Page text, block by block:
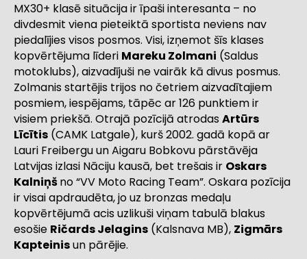
MX30+ klasē situācija ir īpaši interesanta – no
divdesmit viena pieteiktā sportista neviens nav
piedalījies visos posmos. Visi, izņemot šīs klases
kopvērtējuma līderi Mareku Zolmani (Saldus
motoklubs), aizvadījuši ne vairāk kā divus posmus.
Zolmanis startējis trijos no četriem aizvadītajiem
posmiem, iespējams, tāpēc ar 126 punktiem ir
visiem priekšā. Otrajā pozīcijā atrodas Artūrs
Līcītis (CAMK Latgale), kurš 2002. gadā kopā ar
Lauri Freibergu un Aigaru Bobkovu pārstāvēja
Latvijas izlasi Nāciju kausā, bet trešais ir Oskars
Kalniņšno “VV Moto Racing Team”. Oskara pozīcija
ir visai apdraudēta, jo uz bronzas medaļu
kopvērtējumā acis uzlikuši viņam tabulā blakus
esošie Ričards Jelagins (Kalsnava MB), Zigmārs
Kapteinisun pārējie.